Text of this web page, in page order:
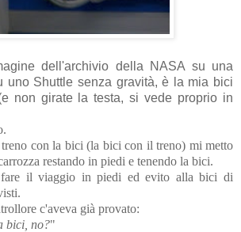
dell'archivio della NASA su una
uno Shuttle senza gravità, è la mia bici
non girate la testa, si vede proprio in
con la bici (la bici con il treno) mi metto
restando in piedi e tenendo la bici.
il viaggio in piedi ed evito alla bici di
c'aveva già provato:
bici, no?"